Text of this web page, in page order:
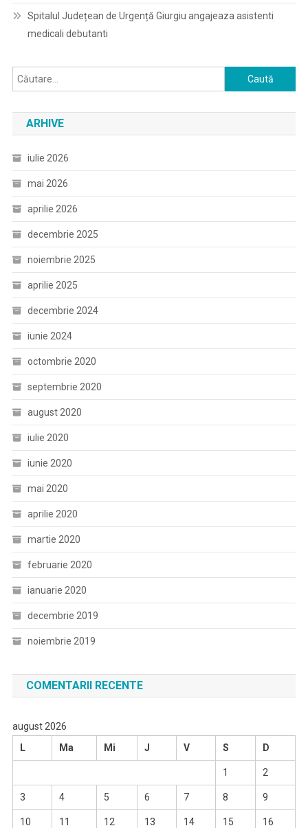
Spitalul Județean de Urgență Giurgiu angajeaza asistenti
medicali debutanti
Caută
după:
ARHIVE
iulie 2026
mai 2026
aprilie 2026
decembrie 2025
noiembrie 2025
aprilie 2025
decembrie 2024
iunie 2024
octombrie 2020
septembrie 2020
august 2020
iulie 2020
iunie 2020
mai 2020
aprilie 2020
martie 2020
februarie 2020
ianuarie 2020
decembrie 2019
noiembrie 2019
COMENTARII RECENTE
august 2026
L
Ma Mi J V S D
1 2
3 4 5 6 7 8 9
10 11 12 13 14 15 16